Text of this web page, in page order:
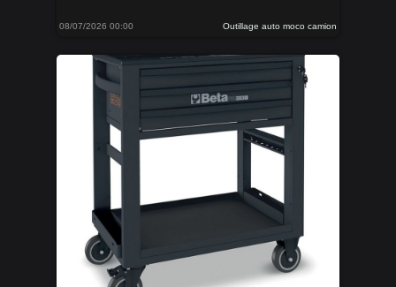
08/07/2026 00:00 Outillage auto moco camion